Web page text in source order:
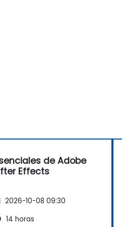
de Adobe
Effects
2026-10-08 09:30
14 horas